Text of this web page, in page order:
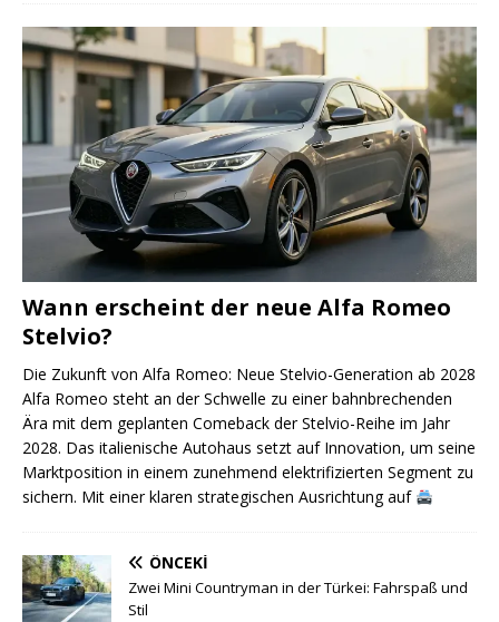
Wann erscheint der neue Alfa Romeo
Stelvio?
Die Zukunft von Alfa Romeo: Neue Stelvio-Generation ab 2028
Alfa Romeo steht an der Schwelle zu einer bahnbrechenden
Ära mit dem geplanten Comeback der Stelvio-Reihe im Jahr
2028. Das italienische Autohaus setzt auf Innovation, um seine
Marktposition in einem zunehmend elektrifizierten Segment zu
sichern. Mit einer klaren strategischen Ausrichtung auf
ÖNCEKI
Zwei Mini Countryman in der Türkei: Fahrspaß und
Stil